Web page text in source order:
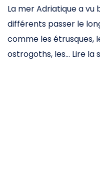
La mer Adriatique a vu
différents passer le
comme les étrusques,
ostrogoths, les… Lire la